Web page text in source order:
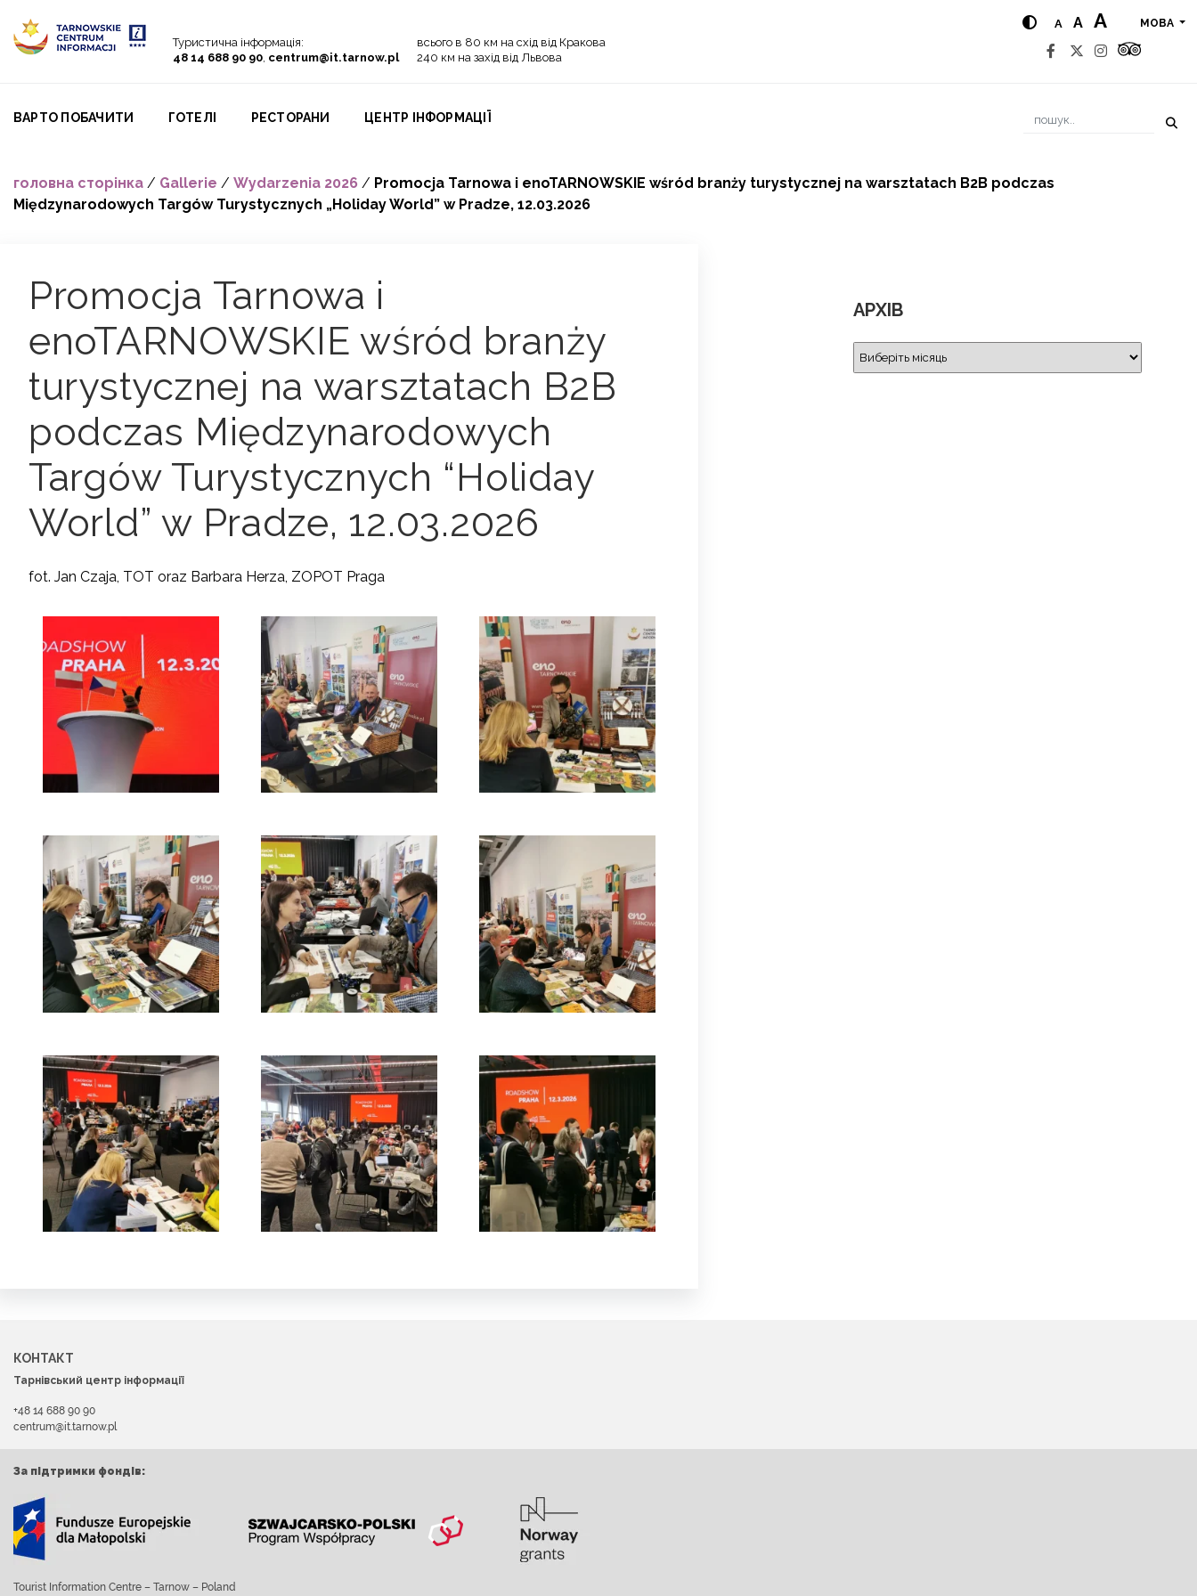
Туристична інформація:
48 14 688 90 90, centrum@it.tarnow.pl
всього в 80 км на схід від Кракова
240 км на захід від Львова
A A A МОВА
ВАРТО ПОБАЧИТИ ГОТЕЛІ PЕСТОРАНИ ЦЕНТР ІНФОРМАЦІЇ
головна сторінка / Gallerie / Wydarzenia 2026 / Promocja Tarnowa i enoTARNOWSKIE wśród branży turystycznej na warsztatach B2B podczas
Międzynarodowych Targów Turystycznych „Holiday World” w Pradze, 12.03.2026
Promocja Tarnowa i
enoTARNOWSKIE wśród branży
turystycznej na warsztatach B2B
podczas Międzynarodowych
Targów Turystycznych “Holiday
World” w Pradze, 12.03.2026
fot. Jan Czaja, TOT oraz Barbara Herza, ZOPOT Praga
АРХІВ
КОНТАКТ
Тарнівський центр інформації
+48 14 688 90 90
centrum@it.tarnow.pl
За підтримки фондів:
Tourist Information Centre – Tarnow – Poland